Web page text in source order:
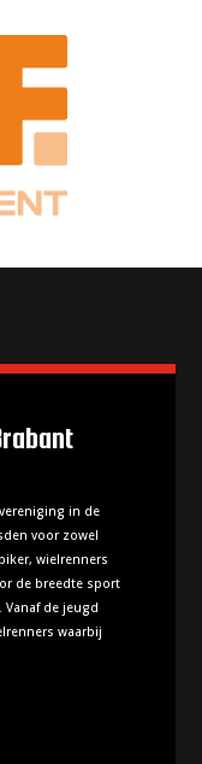
in de
voor zowel
wielrenners
de breedte sport
de jeugd
waarbij